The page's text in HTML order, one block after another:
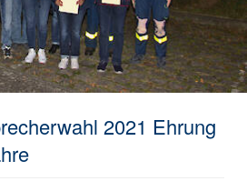
2021 Ehrung